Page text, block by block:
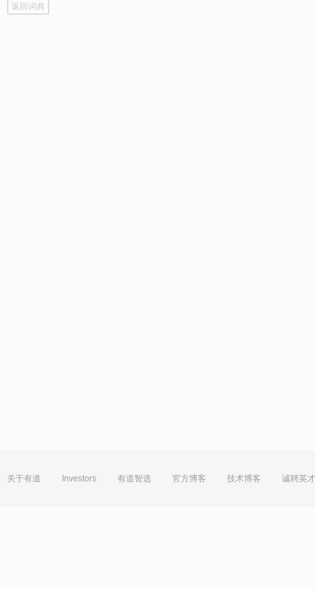
top
返回词典
关于有道 Investors 有道智选 官方博客 技术博客 诚聘英才